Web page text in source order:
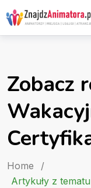
Skip
to
content
Zobacz
Home
/
Artykuły z